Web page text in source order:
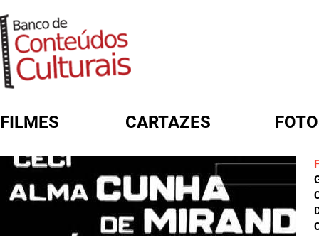
FILMES CARTAZES
FORMULÁRIO DE BUSCA